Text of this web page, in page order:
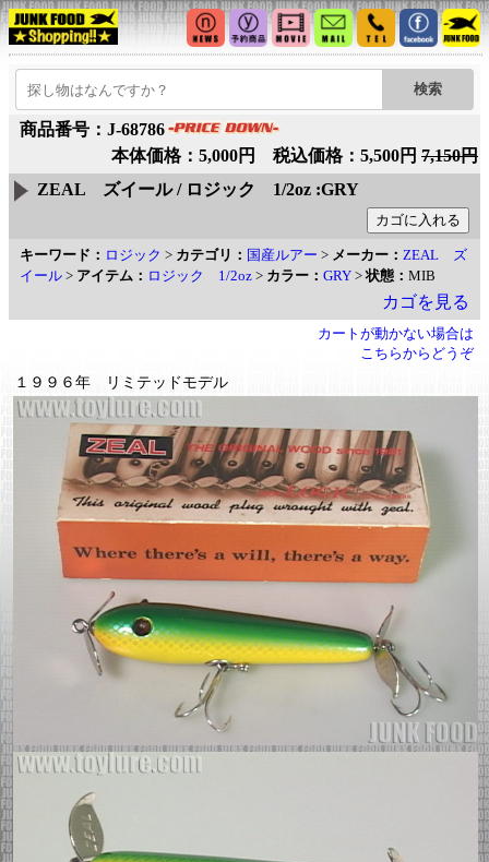
商品番号：J-68786
本体価格：5,000円 税込価格：5,500円 7,150円
ZEAL ズイール / ロジック 1/2oz :GRY
キーワード： ロジック > カテゴリ： 国産ルアー > メーカー： ZEAL ズ
イール > アイテム： ロジック 1/2oz > カラー： GRY >状態： MIB
カゴを見る
カートが動かない場合は
こちらからどうぞ
１９９６年 リミテッドモデル